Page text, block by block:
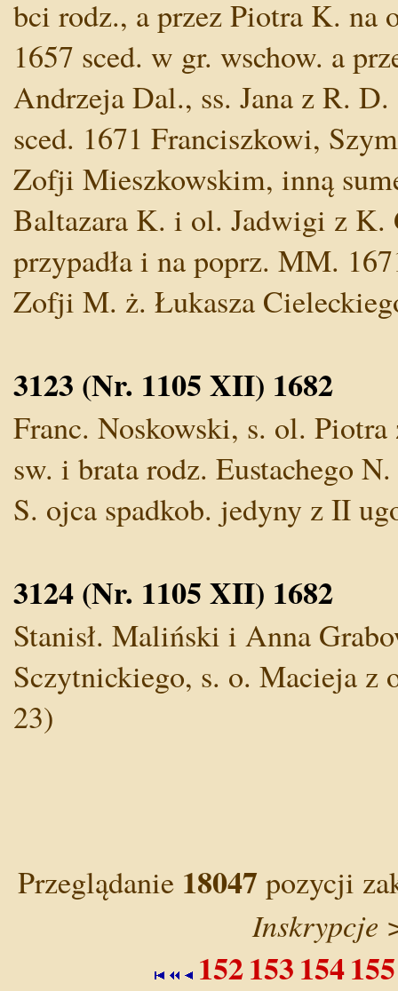
bci rodz., a przez Piotra K. na
1657 sced. w gr. wschow. a
Andrzeja Dal., ss. Jana z R.
sced. 1671 Franciszkowi,
Zofji Mieszkowskim, inną
Baltazara K. i ol. Jadwigi z K.
przypadła i na poprz. MM.
Zofji M. ż. Łukasza
3123 (Nr. 1105 XII) 1682
Franc. Noskowski, s. ol.
sw. i brata rodz. Eustachego
S. ojca spadkob. jedyny z II
3124 (Nr. 1105 XII) 1682
Stanisł. Maliński i Anna
Sczytnickiego, s. o. Macieja z
23)
Przeglądanie 18047pozycji
Inskrypcje
152153154155